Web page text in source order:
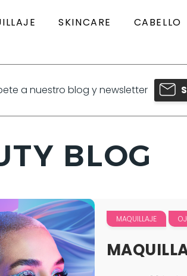
SKINCARE CABELLO
a nuestro blog y newsletter
BLOG
MAQUILLAJE